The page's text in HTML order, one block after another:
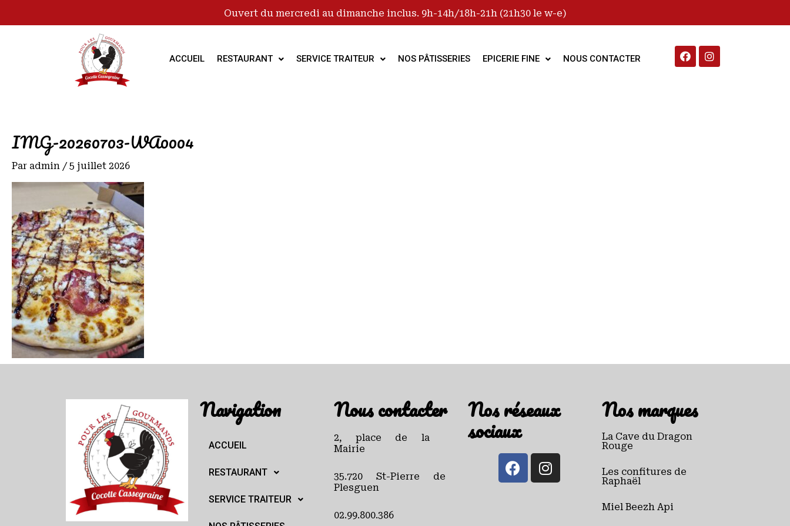
Ouvert du mercredi au dimanche inclus. 9h-14h/18h-21h (21h30 le w-e)
ACCUEIL RESTAURANT SERVICE TRAITEUR NOS PÂTISSERIES EPICERIE FINE NOUS CONTACTER
IMG-20260703-WA0004
Par admin /5 juillet 2026
Navigation
ACCUEIL
RESTAURANT
SERVICE TRAITEUR
Nous contacter
2, place de la
Mairie
35.720 St-Pierre de
Plesguen
02.99.800.386
Nos réseaux
sociaux
Nos marques
La Cave du Dragon
Rouge
Les confitures de
Raphaël
Miel Beezh Api